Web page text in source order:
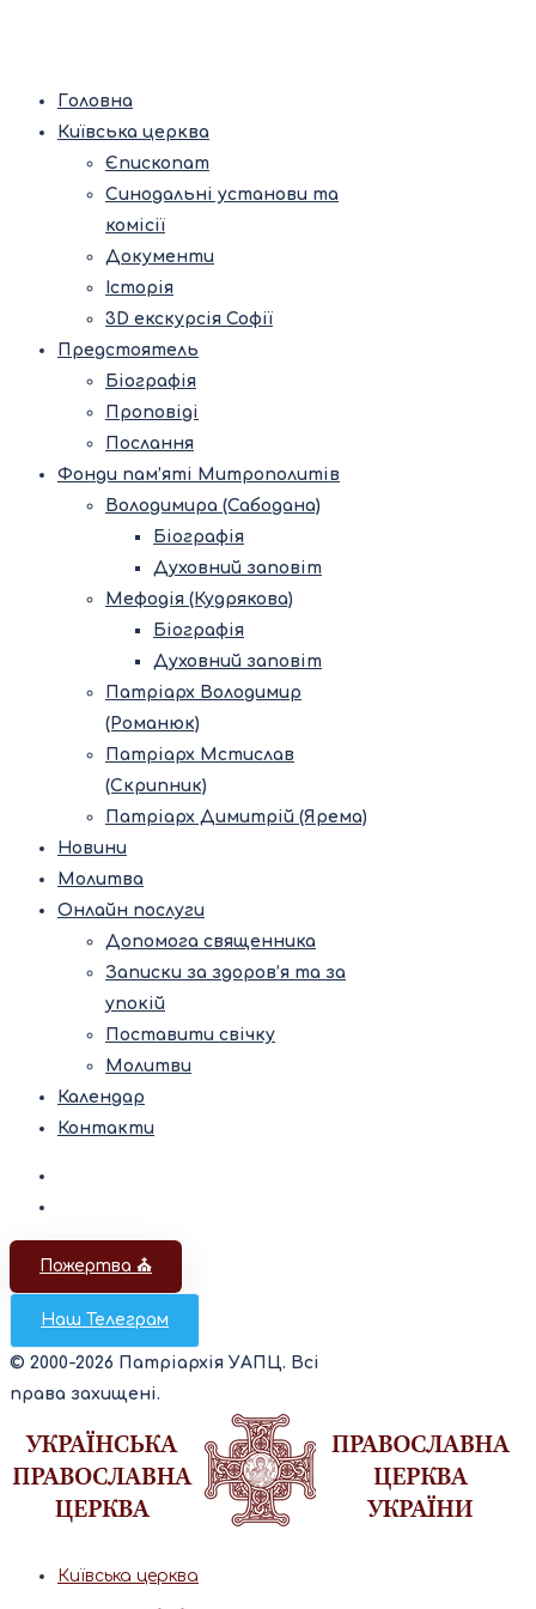
Головна
Київська церква
Єпископат
Синодальні установи та
комісії
Документи
Історія
3D екскурсія Софії
Предстоятель
Біографія
Проповіді
Послання
Фонди пам’яті Митрополитів
Володимира (Сабодана)
Біографія
Духовний заповіт
Мефодія (Кудрякова)
Біографія
Духовний заповіт
Патріарх Володимир
(Романюк)
Патріарх Мстислав
(Скрипник)
Патріарх Димитрій (Ярема)
Новини
Молитва
Онлайн послуги
Допомога священника
Записки за здоров’я та за
упокій
Поставити свічку
Молитви
Календар
Контакти
Пожертва ⛪️
Наш Телеграм
© 2000-2026 Патріархія УАПЦ. Всі
права захищені.
Київська церква